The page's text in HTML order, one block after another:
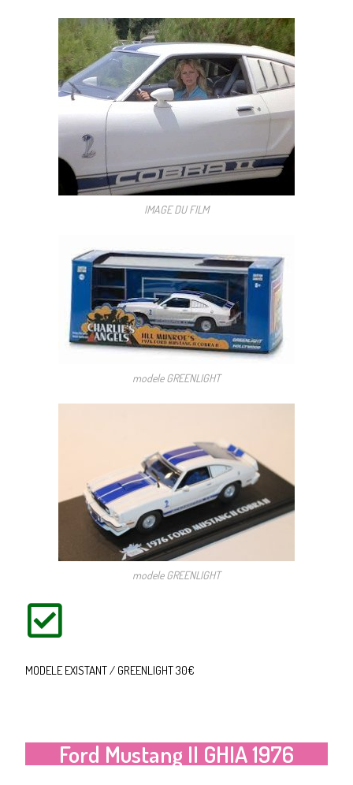
IMAGE DU FILM
modele GREENLIGHT
modele GREENLIGHT
MODELE EXISTANT / GREENLIGHT 30€
Ford Mustang II GHIA 1976